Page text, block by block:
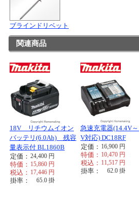
ブラインドリベット
関連商品
18V リチウムイオン
バッテリ(6.0Ah) 残容
量表示付 BL1860B
定価： 24,400 円
特価： 15,860 円
税込： 17,446 円
掛率： 65.0 掛
急速充電器(14.4V
V対応) DC18RF
定価： 16,900 円
特価： 10,470 円
税込： 11,517 円
掛率： 62.0 掛